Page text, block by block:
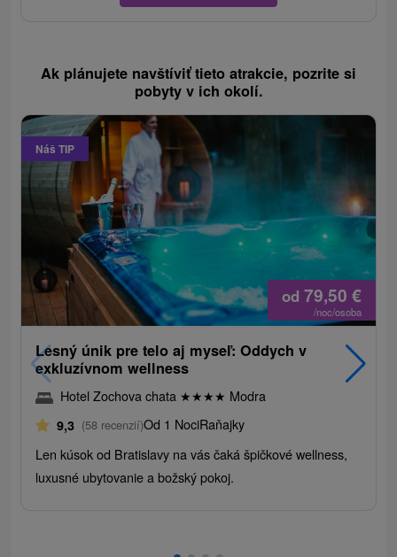
Ak plánujete navštíviť tieto atrakcie, pozrite si
pobyty v ich okolí.
Náš TIP
od 79,50€
/noc/osoba
Lesný únik pre telo aj myseľ: Oddych v
exkluzívnom wellness
Hotel Zochova chata ★★★★ Modra
9,3 (58 recenzií)Od 1 NociRaňajky
Len kúsok od Bratislavy na vás čaká špičkové wellness,
luxusné ubytovanie a božský pokoj.